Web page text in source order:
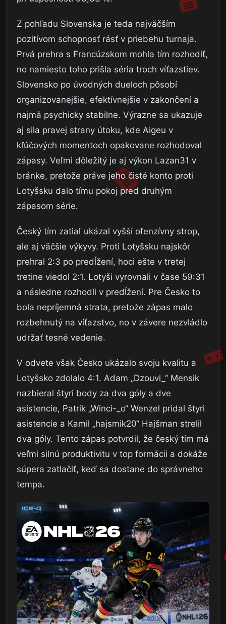
Z pohľadu Slovenska je teda najväčším
pozitívom schopnosť rásť v priebehu turnaja.
Prvá prehra s Francúzskom mohla tím rozhodiť,
no namiesto toho prišla séria troch víťazstiev.
Slovensko po úvodných dueloch pôsobí
organizovanejšie, efektívnejšie v zakončení a
najmä psychicky stabilne. Výrazne sa ukazuje
aj sila pravej strany útoku, kde Aigeu v
kľúčových momentoch opakovane rozhodoval
zápasy. Veľmi dôležitý je aj výkon Lazan31 v
bránke, pretože práve jeho čisté konto proti
Lotyšsku dalo tímu pokoj pred druhým
zápasom série.
Český tím zatiaľ ukázal vyšší ofenzívny strop,
ale aj väčšie výkyvy. Proti Lotyšsku najskôr
prehral 2:3 po predĺžení, hoci ešte v tretej
tretine viedol 2:1. Lotyši vyrovnali v čase 59:31
a následne rozhodli v predĺžení. Pre Česko to
bola nepríjemná strata, pretože zápas malo
rozbehnutý na víťazstvo, no v závere nezvládlo
udržať tesné vedenie.
V odvete však Česko ukázalo svoju kvalitu a
Lotyšsko zdolalo 4:1. Adam „Dzouvi_“ Mensik
nazbieral štyri body za dva góly a dve
asistencie, Patrik „Winci-_o“ Wenzel pridal štyri
asistencie a Kamil „hajsmik20“ Hajšman strelil
dva góly. Tento zápas potvrdil, že český tím má
veľmi silnú produktivitu v top formácii a dokáže
súpera zatlačiť, keď sa dostane do správneho
tempa.